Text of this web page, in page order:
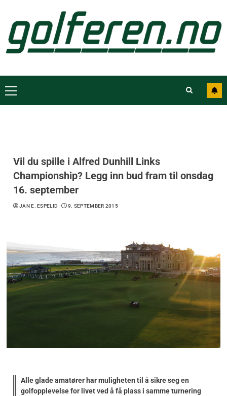
Vil du spille i Alfred Dunhill Links
Championship? Legg inn bud fram til onsdag
16. september
JAN E. ESPELID 9. SEPTEMBER 2015
Alle glade amatører har muligheten til å sikre seg en
golfopplevelse for livet ved å få plass i samme turnering